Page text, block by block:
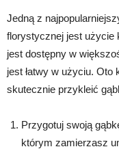
Jedną z
florystycznej jest użycie
jest dostępny w
jest łatwy w użyciu. Oto
skutecznie przykleić
Przygotuj swoją
którym zamierzasz